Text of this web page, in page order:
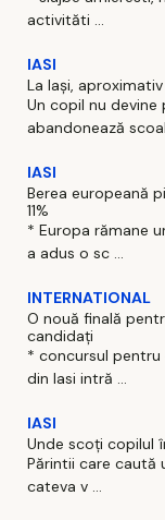
activităti ...
IASI
La Iași,
Un copil nu
abandonează
IASI
Berea europeană
11%
* Europa rămane
a adus o sc ...
INTERNATIONAL
O nouă finală
candidați
* concursul pentru
din Iasi intră ...
IASI
Unde scoți copilul
Părintii care caută
cateva v ...